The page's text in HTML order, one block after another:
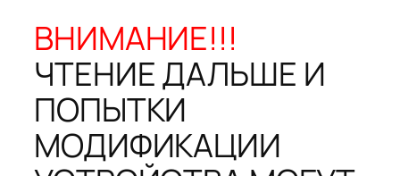
ВНИМАНИЕ!!!
ЧТЕНИЕ ДАЛЬШЕ И
ПОПЫТКИ
МОДИФИКАЦИИ